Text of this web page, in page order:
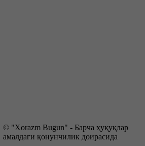
© "Xorazm Bugun" - Барча ҳуқуқлар
амалдаги қонунчилик доирасида